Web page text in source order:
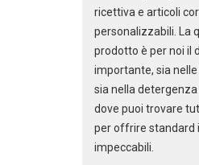
ricettiva e articoli
personalizzabili. La
prodotto è per noi il
importante, sia
sia nella
dove puoi trovare
per offrire standard
impeccabili.